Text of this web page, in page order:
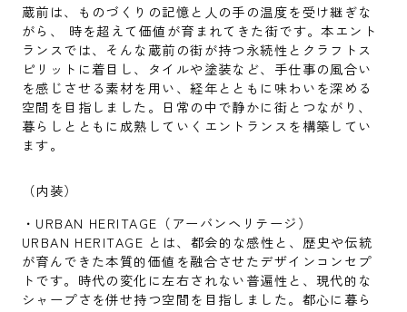
蔵前は、ものづくりの記憶と人の手の温度を受け継ぎな
がら、 時を超えて価値が育まれてきた街です。本エント
ランスでは、そんな蔵前の街が持つ永続性とクラフトス
ピリットに着目し、タイルや塗装など、手仕事の風合い
を感じさせる素材を用い、経年とともに味わいを深める
空間を目指しました。日常の中で静かに街とつながり、
暮らしとともに成熟していくエントランスを構築してい
ます。
（内装）
・URBAN HERITAGE（アーバンヘリテージ）
URBAN HERITAGE とは、都会的な感性と、歴史や伝統
が育んできた本質的価値を融合させたデザインコンセプ
トです。時代の変化に左右されない普遍性と、現代的な
シャープさを併せ持つ空間を目指しました。都心に暮ら